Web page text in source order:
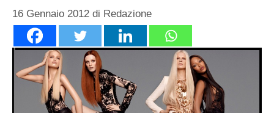
16 Gennaio 2012 di Redazione